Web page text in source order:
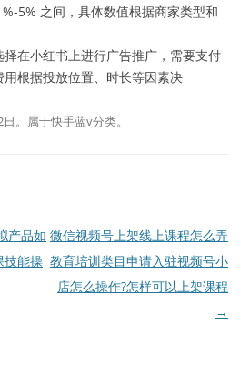
5% 之间，具体数值根据商家类型和
在小红书上进行广告推广，需要支付
根据投放位置、时长等因素决
。属于快手蓝v分类。
产品如
技能操
微信视频号上架线上课程怎么弄
教育培训类目申请入驻视频号小
店怎么操作?怎样可以上架课程
→